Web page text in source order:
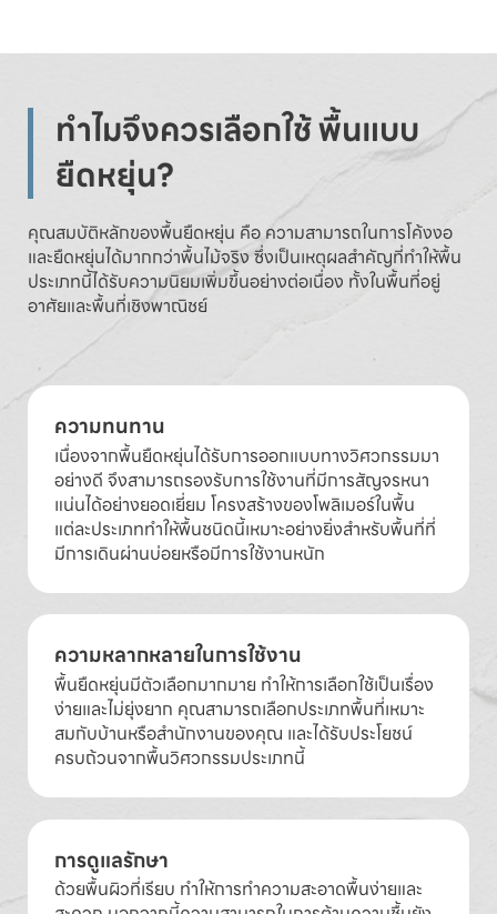
ทำไมจึงควรเลือกใช้ พื้นแบบ
ยืดหยุ่น?
คุณสมบัติหลักของพื้นยืดหยุ่น คือ ความสามารถในการโค้งงอ
และยืดหยุ่นได้มากกว่าพื้นไม้จริง ซึ่งเป็นเหตุผลสำคัญที่ทำให้พื้น
ประเภทนี้ได้รับความนิยมเพิ่มขึ้นอย่างต่อเนื่อง ทั้งในพื้นที่อยู่
อาศัยและพื้นที่เชิงพาณิชย์
ความทนทาน
เนื่องจากพื้นยืดหยุ่นได้รับการออกแบบทางวิศวกรรมมา
อย่างดี จึงสามารถรองรับการใช้งานที่มีการสัญจรหนา
แน่นได้อย่างยอดเยี่ยม โครงสร้างของโพลิเมอร์ในพื้น
แต่ละประเภททำให้พื้นชนิดนี้เหมาะอย่างยิ่งสำหรับพื้นที่ที่
มีการเดินผ่านบ่อยหรือมีการใช้งานหนัก
ความหลากหลายในการใช้งาน
พื้นยืดหยุ่นมีตัวเลือกมากมาย ทำให้การเลือกใช้เป็นเรื่อง
ง่ายและไม่ยุ่งยาก คุณสามารถเลือกประเภทพื้นที่เหมาะ
สมกับบ้านหรือสำนักงานของคุณ และได้รับประโยชน์
ครบถ้วนจากพื้นวิศวกรรมประเภทนี้
การดูแลรักษา
ด้วยพื้นผิวที่เรียบ ทำให้การทำความสะอาดพื้นง่ายและ